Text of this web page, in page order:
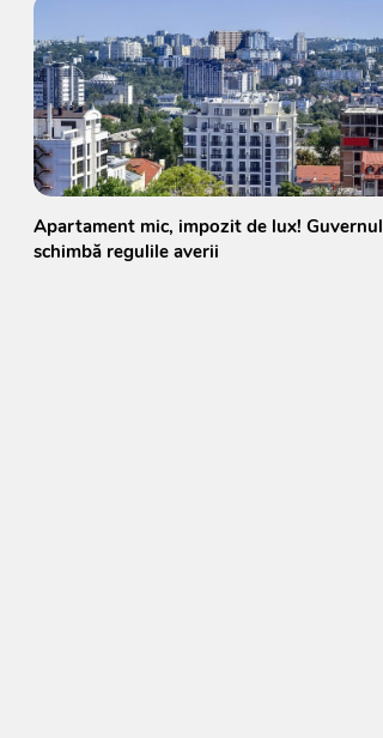
Apartament mic, impozit de lux! Guvernul
schimbă regulile averii